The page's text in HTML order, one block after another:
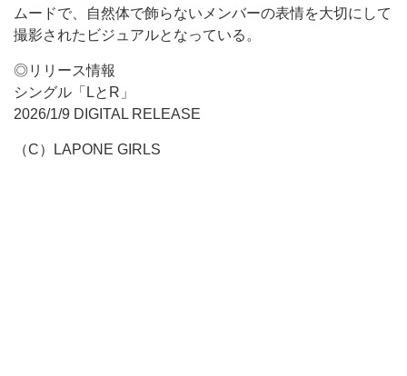
ムードで、自然体で飾らないメンバーの表情を大切にして
撮影されたビジュアルとなっている。
◎リリース情報
シングル「LとR」
2026/1/9 DIGITAL RELEASE
（C）LAPONE GIRLS